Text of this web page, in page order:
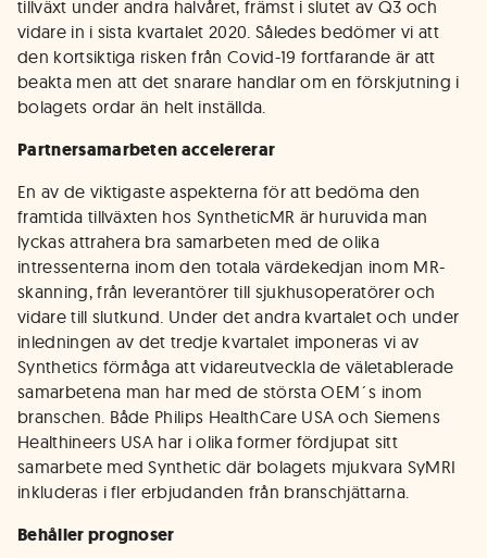
tillväxt under andra halvåret, främst i slutet av Q3 och
vidare in i sista kvartalet 2020. Således bedömer vi att
den kortsiktiga risken från Covid-19 fortfarande är att
beakta men att det snarare handlar om en förskjutning i
bolagets ordar än helt inställda.
Partnersamarbeten accelererar
En av de viktigaste aspekterna för att bedöma den
framtida tillväxten hos SyntheticMR är huruvida man
lyckas attrahera bra samarbeten med de olika
intressenterna inom den totala värdekedjan inom MR-
skanning, från leverantörer till sjukhusoperatörer och
vidare till slutkund. Under det andra kvartalet och under
inledningen av det tredje kvartalet imponeras vi av
Synthetics förmåga att vidareutveckla de väletablerade
samarbetena man har med de största OEM´s inom
branschen. Både Philips HealthCare USA och Siemens
Healthineers USA har i olika former fördjupat sitt
samarbete med Synthetic där bolagets mjukvara SyMRI
inkluderas i fler erbjudanden från branschjättarna.
Behåller prognoser